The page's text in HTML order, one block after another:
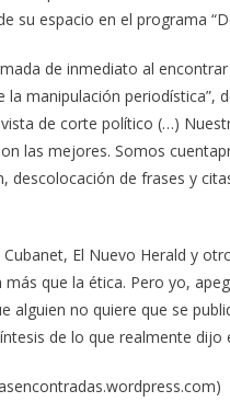
su espacio en el programa
de inmediato al
la manipulación
de corte político (…)
las mejores. Somos
descolocación de frases y
El Nuevo Herald y
que la ética. Pero yo,
alguien no quiere que se
de lo que realmente